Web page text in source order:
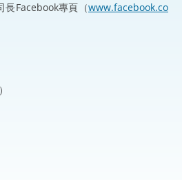
Facebook專頁（www.facebook.co